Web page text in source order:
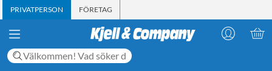
PRIVATPERSON FÖRETAG